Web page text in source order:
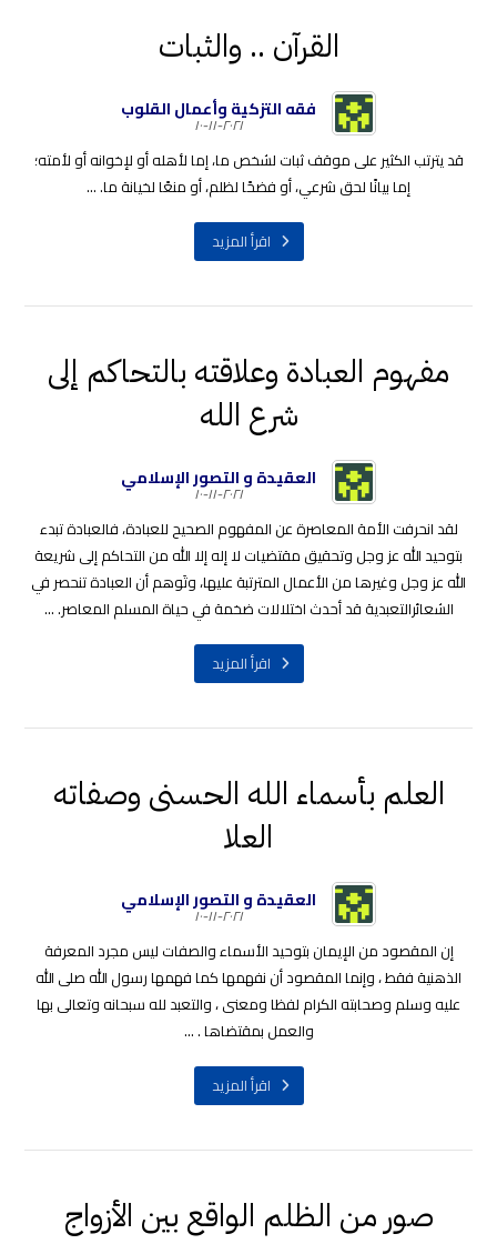
القرآن .. والثبات
فقه التزكية وأعمال القلوب
٢٠٢١-١١-١٠
قد يترتب الكثير على موقف ثبات لشخص ما، إما لأهله أو لإخوانه أو لأمته؛
إما بيانًا لحق شرعي، أو فضحًا لظلم، أو منعًا لخيانة ما. ...
اقرأ المزيد
مفهوم العبادة وعلاقته بالتحاكم إلى
شرع الله
العقيدة و التصور الإسلامي
٢٠٢١-١١-١٠
لقد انحرفت الأمة المعاصرة عن المفهوم الصحيح للعبادة، فالعبادة تبدء
بتوحيد الله عز وجل وتحقيق مقتضيات لا إله إلا الله من التحاكم إلى شريعة
الله عز وجل وغيرها من الأعمال المترتبة عليها، وتَوهم أن العبادة تنحصر في
الشعائرالتعبدية قد أحدث اختلالات ضخمة في حياة المسلم المعاصر. ...
اقرأ المزيد
العلم بأسماء الله الحسنی وصفاته
العلا
العقيدة و التصور الإسلامي
٢٠٢١-١١-١٠
إن المقصود من الإيمان بتوحيد الأسماء والصفات ليس مجرد المعرفة
الذهنية فقط ، وإنما المقصود أن نفهمها كما فهمها رسول الله صلى الله
عليه وسلم وصحابته الكرام لفظا ومعنى ، والتعبد لله سبحانه وتعالى بها
والعمل بمقتضاها . ...
اقرأ المزيد
صور من الظلم الواقع بين الأزواج